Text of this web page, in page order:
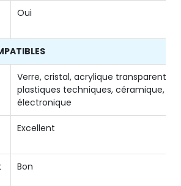
Oui
Verre, cristal, acrylique transparent,
plastiques techniques, céramique,
électronique
Excellent
Bon